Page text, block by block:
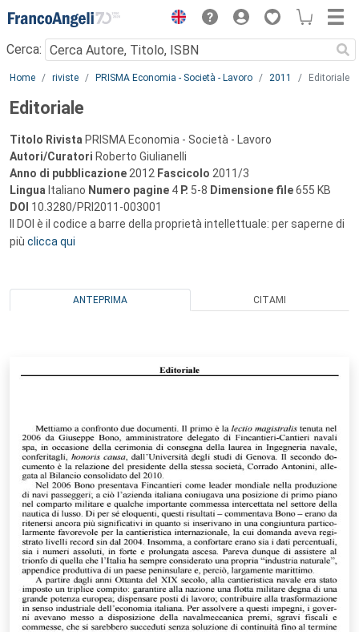
Menu
Cerca:
Main content
Home riviste PRISMA Economia - Società - Lavoro 2011 Editoriale
Editoriale
Titolo Rivista PRISMA Economia - Società - Lavoro
Autori/Curatori Roberto Giulianelli
Anno di pubblicazione 2012 Fascicolo 2011/3
Lingua Italiano Numero pagine 4 P. 5-8 Dimensione file655 KB
DOI 10.3280/PRI2011-003001
Il DOI è il codice a barre della proprietà intellettuale: per saperne di
più clicca qui
ANTEPRIMA CITAMI